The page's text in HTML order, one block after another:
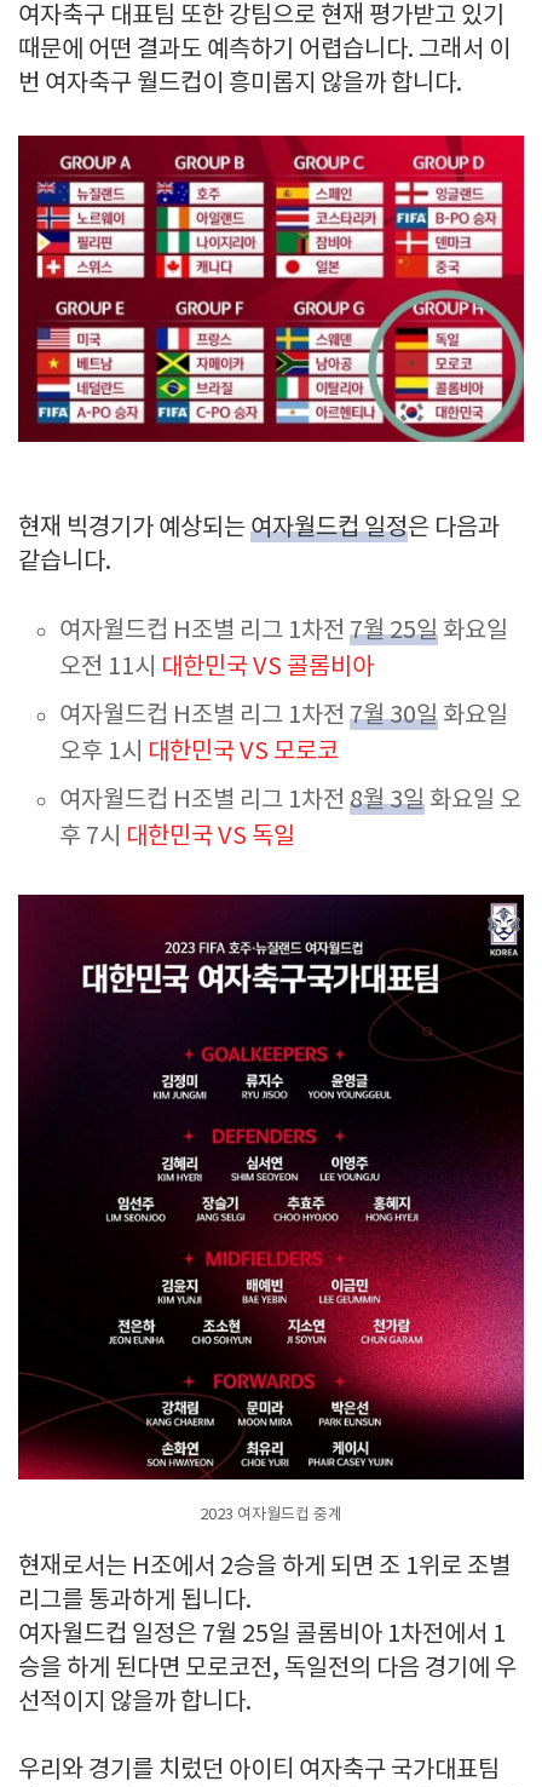
여자축구 대표팀 또한 강팀으로 현재 평가받고 있기
때문에 어떤 결과도 예측하기 어렵습니다. 그래서 이
번 여자축구 월드컵이 흥미롭지 않을까 합니다.
현재 빅경기가 예상되는여자월드컵 일정은 다음과
같습니다.
여자월드컵 H조별 리그 1차전 7월 25일 화요일
오전 11시 대한민국 VS 콜롬비아
여자월드컵 H조별 리그 1차전 7월 30일 화요일
오후 1시 대한민국 VS 모로코
여자월드컵 H조별 리그 1차전 8월 3일 화요일 오
후 7시 대한민국 VS 독일
2023 여자월드컵 중계
현재로서는 H조에서 2승을 하게 되면 조 1위로 조별
리그를 통과하게 됩니다.
여자월드컵 일정은 7월 25일 콜롬비아 1차전에서 1
승을 하게 된다면 모로코전, 독일전의 다음 경기에 우
선적이지 않을까 합니다.
우리와 경기를 치렀던 아이티 여자축구 국가대표팀